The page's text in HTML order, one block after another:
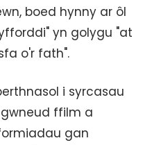
boed hynny ar ôl
yn golygu "at
o'r fath".
i syrcasau
ffilm a
gan